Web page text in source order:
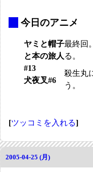
今日のアニメ
ヤミと帽子
と本の旅人
#13
最終回
る。
犬夜叉#6
殺生丸
う。
[ツッコミを入れる]
2005-04-25 (月)